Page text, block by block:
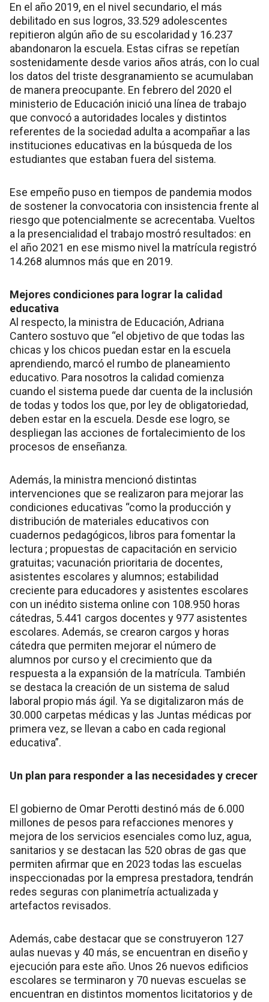
En el año 2019, en el nivel secundario, el más
debilitado en sus logros, 33.529 adolescentes
repitieron algún año de su escolaridad y 16.237
abandonaron la escuela. Estas cifras se repetían
sostenidamente desde varios años atrás, con lo cual
los datos del triste desgranamiento se acumulaban
de manera preocupante. En febrero del 2020 el
ministerio de Educación inició una línea de trabajo
que convocó a autoridades locales y distintos
referentes de la sociedad adulta a acompañar a las
instituciones educativas en la búsqueda de los
estudiantes que estaban fuera del sistema.
Ese empeño puso en tiempos de pandemia modos
de sostener la convocatoria con insistencia frente al
riesgo que potencialmente se acrecentaba. Vueltos
a la presencialidad el trabajo mostró resultados: en
el año 2021 en ese mismo nivel la matrícula registró
14.268 alumnos más que en 2019.
Mejores condiciones para lograr la calidad
educativa
Al respecto, la ministra de Educación, Adriana
Cantero sostuvo que “el objetivo de que todas las
chicas y los chicos puedan estar en la escuela
aprendiendo, marcó el rumbo de planeamiento
educativo. Para nosotros la calidad comienza
cuando el sistema puede dar cuenta de la inclusión
de todas y todos los que, por ley de obligatoriedad,
deben estar en la escuela. Desde ese logro, se
despliegan las acciones de fortalecimiento de los
procesos de enseñanza.
Además, la ministra mencionó distintas
intervenciones que se realizaron para mejorar las
condiciones educativas “como la producción y
distribución de materiales educativos con
cuadernos pedagógicos, libros para fomentar la
lectura ; propuestas de capacitación en servicio
gratuitas; vacunación prioritaria de docentes,
asistentes escolares y alumnos; estabilidad
creciente para educadores y asistentes escolares
con un inédito sistema online con 108.950 horas
cátedras, 5.441 cargos docentes y 977 asistentes
escolares. Además, se crearon cargos y horas
cátedra que permiten mejorar el número de
alumnos por curso y el crecimiento que da
respuesta a la expansión de la matrícula. También
se destaca la creación de un sistema de salud
laboral propio más ágil. Ya se digitalizaron más de
30.000 carpetas médicas y las Juntas médicas por
primera vez, se llevan a cabo en cada regional
educativa”.
Un plan para responder a las necesidades y crecer
El gobierno de Omar Perotti destinó más de 6.000
millones de pesos para refacciones menores y
mejora de los servicios esenciales como luz, agua,
sanitarios y se destacan las 520 obras de gas que
permiten afirmar que en 2023 todas las escuelas
inspeccionadas por la empresa prestadora, tendrán
redes seguras con planimetría actualizada y
artefactos revisados.
Además, cabe destacar que se construyeron 127
aulas nuevas y 40 más, se encuentran en diseño y
ejecución para este año. Unos 26 nuevos edificios
escolares se terminaron y 70 nuevas escuelas se
encuentran en distintos momentos licitatorios y de